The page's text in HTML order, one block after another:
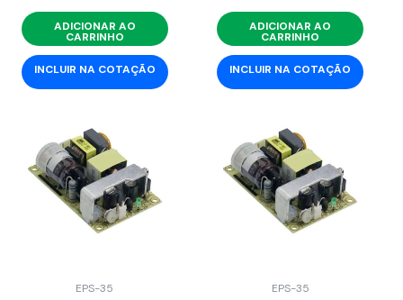
ADICIONAR AO
CARRINHO
INCLUIR NA COTAÇÃO
ADICIONAR AO
CARRINHO
INCLUIR NA COTAÇÃO
EPS-35 EPS-35